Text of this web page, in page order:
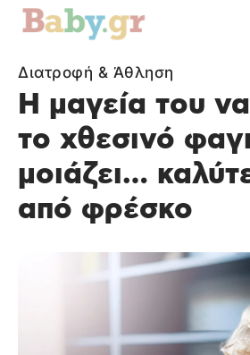
Διατροφή & Άθληση
Η μαγεία του
το χθεσινό
μοιάζει…
από φρέσκο